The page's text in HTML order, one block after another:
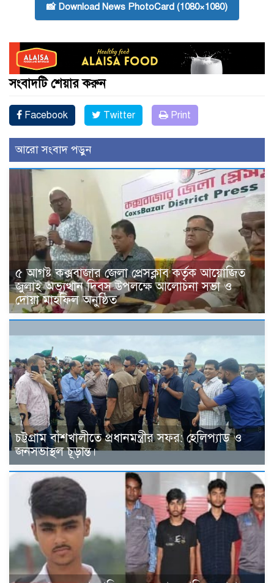
📸 Download News PhotoCard (1080×1080)
সংবাদটি শেয়ার করুন
Facebook Twitter Print
আরো সংবাদ পড়ুন
৫ আগষ্ট কক্সবাজার জেলা প্রেসক্লাব কর্তৃক আয়োজিত
জুলাই অভ্যূত্থান দিবস উপলক্ষে আলোচনা সভা ও
দোয়া মাহফিল অনুষ্ঠিত
চট্টগ্রাম বাঁশখালীতে প্রধানমন্ত্রীর সফর: হেলিপ্যাড ও
জনসভাস্থল চূড়ান্ত।